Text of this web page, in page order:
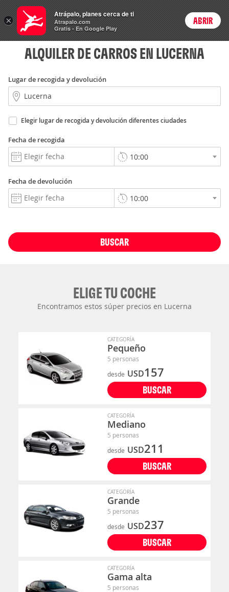
Rent
a Car Login
ALQUILER DE CARROS EN LUCERNA
Lugar de recogida y devolución
Elegir lugar de recogida y devolución diferentes ciudades
Fecha de recogida
Fecha de devolución
BUSCAR
ELIGE TU COCHE
Encontramos estos súper precios en Lucerna
CATEGORÍA
Pequeño
5 personas
desde USD157
BUSCAR
CATEGORÍA
Mediano
5 personas
desde USD211
BUSCAR
CATEGORÍA
Grande
5 personas
desde USD237
BUSCAR
CATEGORÍA
Gama alta
5 personas
×
Atrápalo, planes cerca de ti
Atrapalo.com
Gratis - En Google Play
ABRIR